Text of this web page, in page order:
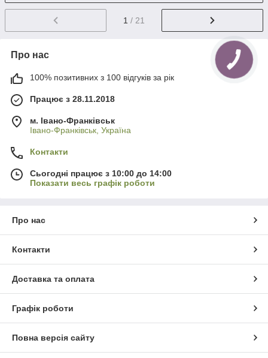
1 / 21
Про нас
100% позитивних з 100 відгуків за рік
Працює з 28.11.2018
м. Івано-Франківськ
Івано-Франківськ, Україна
Контакти
Сьогодні працює з 10:00 до 14:00
Показати весь графік роботи
Про нас
Контакти
Доставка та оплата
Графік роботи
Повна версія сайту